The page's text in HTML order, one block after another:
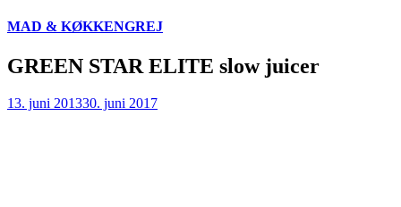
Skip
content
MAD & KØKKENGREJ
GREEN STAR ELITE slow juicer
13. juni 201330. juni 2017